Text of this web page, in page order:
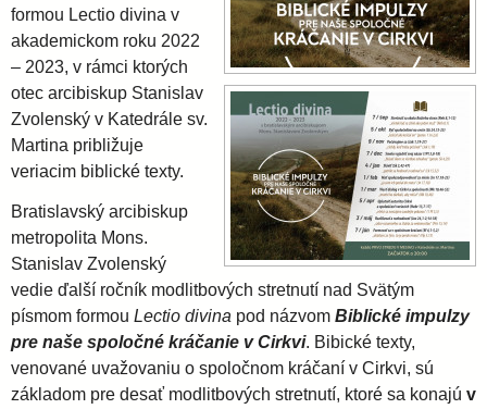
v
s
k
á
a
r
c
formou Lectio divina v
akademickom roku 2022
– 2023, v rámci ktorých
otec arcibiskup Stanislav
Zvolenský v Katedrále sv.
Martina približuje
veriacim biblické texty.
Bratislavský arcibiskup
metropolita Mons.
Stanislav Zvolenský
vedie ďalší ročník modlitbových stretnutí nad Svätým
písmom formou Lectio divina pod názvom Biblické impulzy
pre naše spoločné kráčanie v Cirkvi. Bibické texty,
venované uvažovaniu o spoločnom kráčaní v Cirkvi, sú
základom pre desať modlitbových stretnutí, ktoré sa konajú v